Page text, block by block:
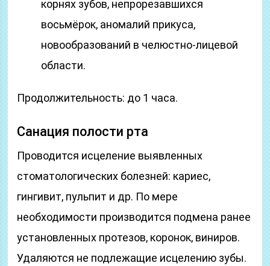
корнях зубов, непрорезавшихся
восьмёрок, аномалий прикуса,
новообразований в челюстно-лицевой
области.
Продолжительность: до 1 часа.
Санация полости рта
Проводится исцеление выявленных
стоматологических болезней: кариес,
гингивит, пульпит и др. По мере
необходимости производится подмена ранее
установленных протезов, коронок, виниров.
Удаляются не подлежащие исцелению зубы.